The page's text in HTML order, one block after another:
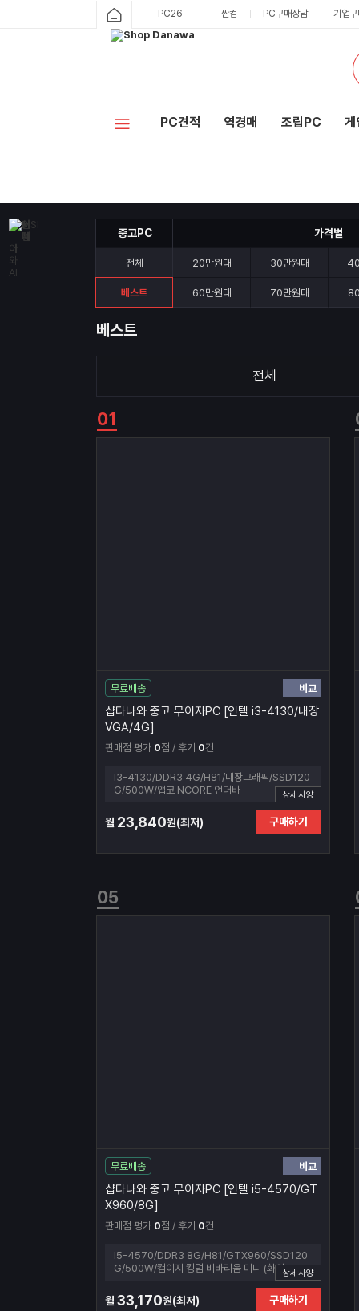
PC26 싼컴 PC구매상담 기업
PC견적 역경매 조립PC 게
중고PC
전체
베스트
가격별
20만원대 30만원대
60만원대 70만원대
베스트
전체
무료배송 비교
샵다나와 중고 무이자PC [인텔 i3-4130/내장
VGA/4G]
판매점 평가 0점 / 후기 0건
I3-4130/DDR3 4G/H81/내장그래픽/SSD120
G/500W/앱코 NCORE 언더바
상세사양
월 23,840원(최저) 구매하기
무료배송 비교
샵다나와 중고 무이자PC [인텔 i5-4570/GT
X960/8G]
판매점 평가 0점 / 후기 0건
I5-4570/DDR3 8G/H81/GTX960/SSD120
G/500W/컴이지 킹덤 비바리움 미니 (화이트)상세사양
월 33,170원(최저) 구매하기